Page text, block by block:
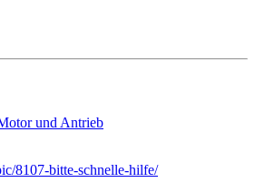
und Antrieb
8107-bitte-schnelle-hilfe/